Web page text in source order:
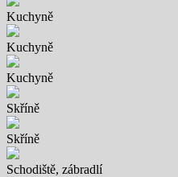
Kuchyně
Kuchyně
Kuchyně
Skříně
Skříně
Schodiště, zábradlí